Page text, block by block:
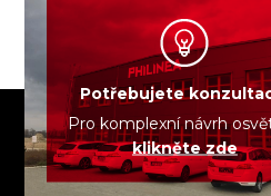
Potřebujete
Pro komplexní návrh
klikněte zde